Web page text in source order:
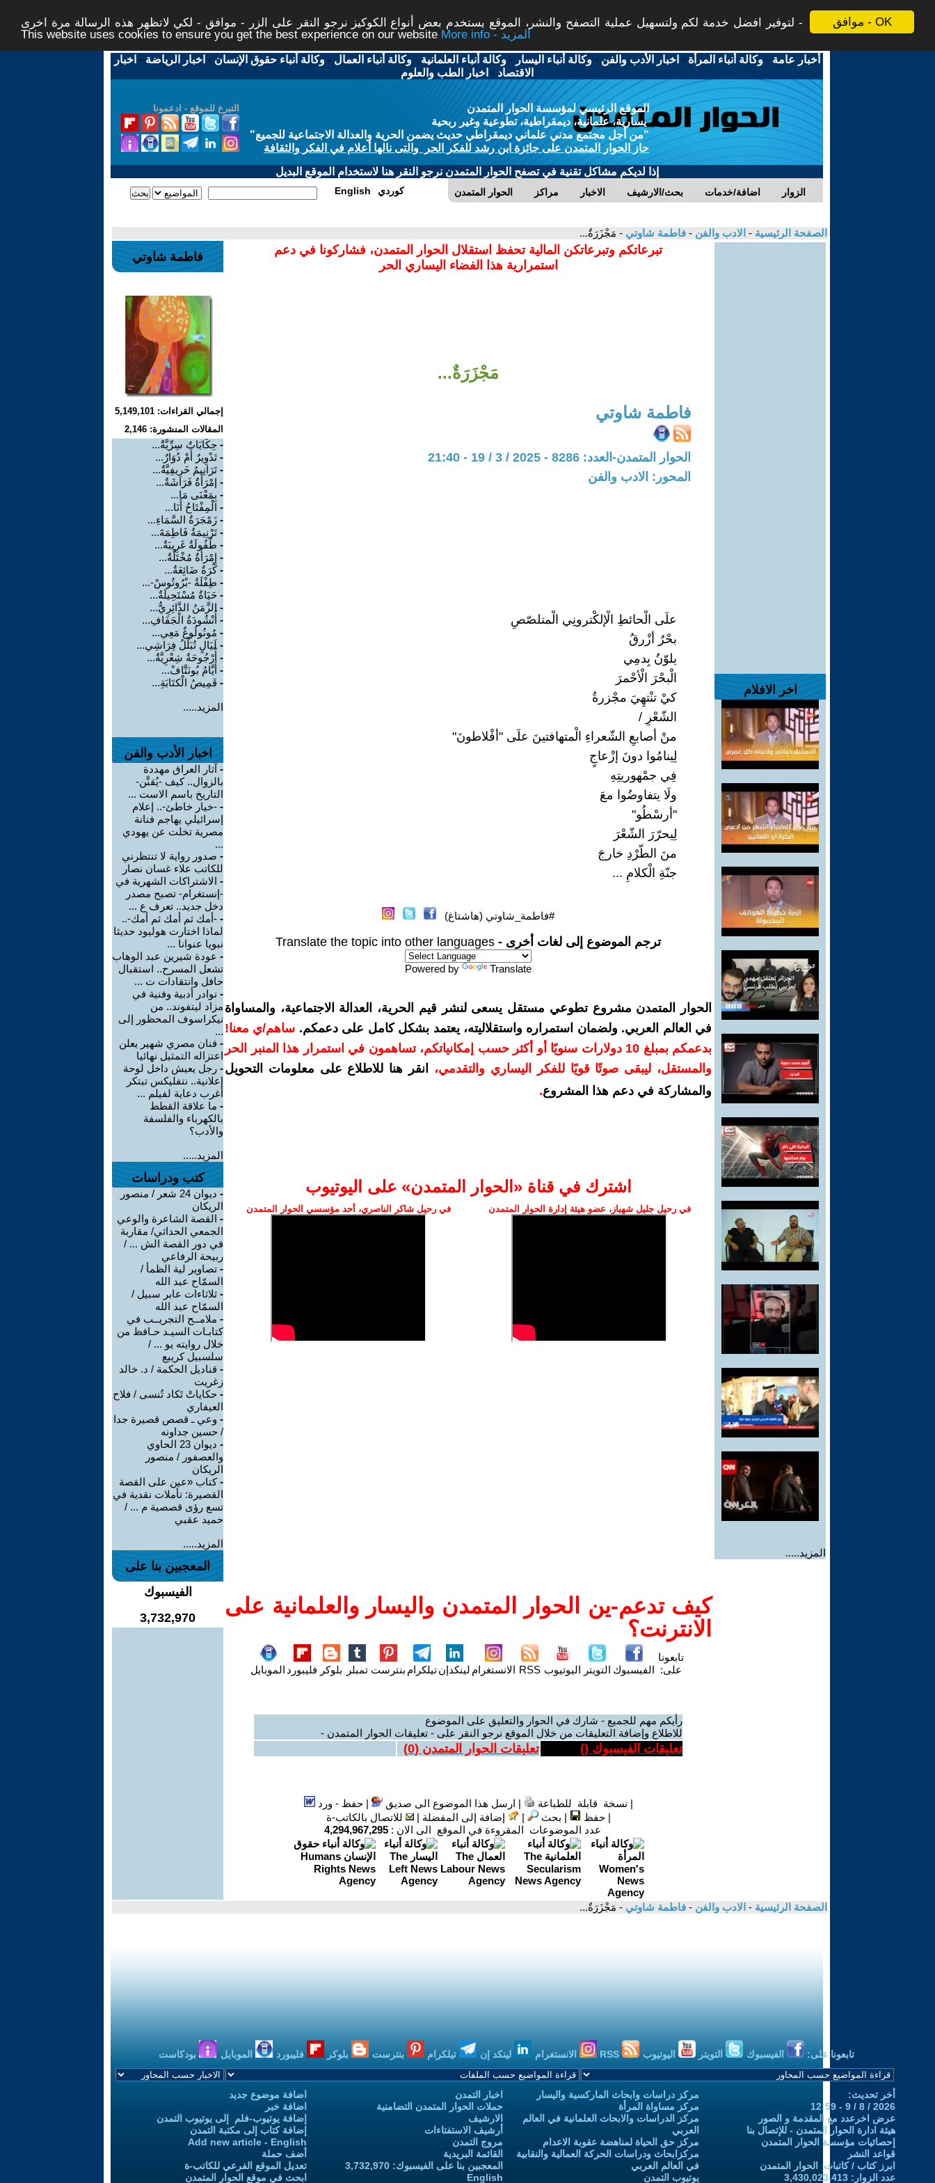
موافق - OK
لتوفير افضل خدمة لكم ولتسهيل عملية التصفح والنشر، الموقع يستخدم بعض أنواع الكوكيز نرجو النقر على الزر - موافق - لكي لاتظهر هذه الرسالة مرة اخرى -
This website uses cookies to ensure you get the best experience on our website
More info - المزيد
أخبار عامة -وكالة أنباء المرأة - اخبار الأدب والفن -وكالة أنباء اليسار -وكالة أنباء العلمانية -وكالة أنباء العمال -وكالة أنباء حقوق الإنسان - اخبار الرياضة - اخبار
الاقتصاد - اخبار الطب والعلوم
التبرع للموقع - ادعمونا
الموقع الرئيسي لمؤسسة الحوار المتمدن
يسارية، علمانية، ديمقراطية، تطوعية وغير ربحية
"من أجل مجتمع مدني علماني ديمقراطي حديث يضمن الحرية والعدالة الاجتماعية للجميع"
حاز الحوار المتمدن على جائزة ابن رشد للفكر الحر والتى نالها أعلام في الفكر والثقافة
إذا لديكم مشاكل تقنية في تصفح الحوار المتمدن نرجو النقر هنا لاستخدام الموقع البديل
الحوار المتمدن مراكز الاخبار بحث/الارشيف اضافة/خدمات الزوار English كوردي
الصفحة الرئيسية - الادب والفن - فاطمة شاوتي - مَجْزَرَةٌ...
اخر الافلام
المزيد.....
تبرعاتكم وتبرعاتكن المالية تحفظ استقلال الحوار المتمدن، فشاركونا في دعم
استمرارية هذا الفضاء اليساري الحر
مَجْزَرَةٌ...
فاطمة شاوتي
الحوار المتمدن-العدد: 8286 - 2025 / 3 / 19 - 21:40
المحور: الادب والفن
علَى الْحائطِ الْإلكْترونِي الْمتلصّصِ
بحْرٌ أزْرقُ
يلوّنُ بِدمِي
الْبحْرَ الْأحْمرَ
كيْ تنْتهِيَ مجْزرةُ
الشّعْرِ /
منْ أصابعِ الشّعراءِ الْمتهافتينَ علَى "أفْلاطونَ"
لِينامُوا دونَ إزْعاجٍ
فِي جمْهوريتِهِ
ولَا يتفاوضُوا معَ
"أرسْطُو"
لِيحرّرَ الشّعْرَ
منَ الطّرْدِ خارجَ
جنّةِ الْكلامِ ...
#فاطمة_شاوتي (هاشتاغ)
ترجم الموضوع إلى لغات أخرى - Translate the topic into other languages
Powered by Translate
الحوار المتمدن مشروع تطوعي مستقل يسعى لنشر قيم الحرية، العدالة الاجتماعية، والمساواة
في العالم العربي. ولضمان استمراره واستقلاليته، يعتمد بشكل كامل على دعمكم. ساهم/ي معنا!
بدعمكم بمبلغ 10 دولارات سنويًا أو أكثر حسب إمكانياتكم، تساهمون في استمرار هذا المنبر الحر
والمستقل، ليبقى صوتًا قويًا للفكر اليساري والتقدمي،
انقر هنا للاطلاع على معلومات التحويل
والمشاركة في دعم هذا المشروع.
اشترك في قناة ‫«الحوار المتمدن» على اليوتيوب
في رحيل جليل شهباز، عضو هيئة إدارة الحوار المتمدن في رحيل شاكر الناصري، أحد مؤسسي الحوار المتمدن
كيف تدعم-ين الحوار المتمدن واليسار والعلمانية على
الانترنت؟
تابعونا
على: الفيسبوك التويتر اليوتيوب RSS الانستغرام لينكدإنتيلكرام بنترست تمبلر بلوكر فليبورد الموبايل
رأيكم مهم للجميع - شارك في الحوار والتعليق على الموضوع
للاطلاع وإضافة التعليقات من خلال الموقع نرجو النقر على - تعليقات الحوار المتمدن -
تعليقات الفيسبوك () تعليقات الحوار المتمدن (0
)
| نسخة قابلة للطباعة | ارسل هذا الموضوع الى صديق |حفظ - ورد
|حفظ | بحث | إضافة إلى المفضلة |
للاتصال بالكاتب-ة
عدد الموضوعات المقروءة في الموقع الى الان : 4,294,967,295
فاطمة شاوتي
إجمالي القراءات: 5,149,101
المقالات المنشورة: 2,146
- حِكَايَاتٌ سِرِّيَّةٌ...
- تَدْوِيرٌ أَمْ دُوَارٌ...
- تَرَانِيمُ خَرِيفِيَّةٌ...
- إمْرَأَةٌ فَرَاشَةٌ...
- بِمَعْنَى مَا...
- الْمِفْتَاحُ أَنَا...
- زَمْجَرَةُ السَّمَاءِ...
- تَرْنِيمَةُ فَاطِمَةَ...
- طُفُولَةٌ غَرِيبَةٌ...
- إِمْرَأَةٌ مُخْتَلَّةٌ...
-كُرَةٌ ضَائِعَةٌ...
- طِفْلَةُ -بْرُوتُوسْ-...
- حَيَاةٌ مُسْتَحِيلَةٌ...
- الزَّمَنُ الدَّائِرِيُّ...
- أُنْشُودَةُ الْجَفَافِ...
- مُونُولُوغٌ مَعِي...
- لَيَالٍ تُبَلِّلُ فِرَاشِي...
- أُرْجُوحَةٌ شِعْرِيَّةٌ...
- أَيَّامُ بُونَتَّافْ...
- قَمِيصُ الْكتَابَةِ...
المزيد.....
اخبار الأدب والفن
- آثار العراق مهددة
بالزوال.. كيف -يُقنَّن-
التاريخ باسم الاست ...
- -خيار خاطئ-.. إعلام
إسرائيلي يهاجم فنانة
مصرية تخلت عن يهودي
...
- صدور رواية لا تنتظرني
للكاتب علاء غسان نصار
- الاشتراكات الشهرية في
-إنستغرام- تصبح مصدر
دخل جديد.. تعرف ع ...
- -أمك ثم أمك ثم أمك-..
لماذا اختارت هوليود حديثا
نبويا عنوانا ...
- عودة شيرين عبد الوهاب
تشعل المسرح.. استقبال
حافل وانتقادات ت ...
- نوادر أدبية وفنية في
مزاد ليتفوند.. من
نيكراسوف المحظور إلى
...
- فنان مصري شهير يعلن
اعتزاله التمثيل نهائيا
- رجل يعيش داخل لوحة
إعلانية.. نتفليكس تبتكر
أغرب دعاية لفيلم ...
- ما علاقة القطط
بالكهرباء والفلسفة
والأدب؟
المزيد.....
كتب ودراسات
-
ديوان 24 شعر / منصور
الريكان
- القصة الشاعرة والوعي
الجمعي الحداثي/ مقاربة
في دور القصة الش ... /
ربيحة الرفاعي
- تصاوير لية الظمأ /
السمّاح عبد الله
- ثلاثاءات عابر سبيل /
السمّاح عبد الله
- ملامــح التجريــب في
كتابـات السيـد حـافظ من
خلال روايته يو ... /
سلسبيل كريبع
- قناديل الحكمة / د. خالد
زغريت
- حكاياتْ تَكاد تُنسى / فلاح
العيفاري
- وعي ـ قصص قصيرة جدا
/ حسين جداونه
-
ديوان 23 الحاوي
والعصفور / منصور
الريكان
-كتاب «عين على القصة
القصيرة: تأملات نقدية في
تسع رؤى قصصية م ... /
حميد عقبي
المزيد.....
المعجبين بنا على
الفيسبوك
3,732,970
الصفحة الرئيسية - الادب والفن - فاطمة شاوتي - مَجْزَرَةٌ...
تابعونا على: الفيسبوك التويتر اليوتيوب الانستغرام لينكد إن تيلكرام بنترست بلوكر فليبورد الموبايل بودكاست
أخر تحديث:
2026 / 8 / 9 - 12:59
عرض اخرعدد مع المقدمة و الصور
هيئة ادارة الحوار المتمدن - للإتصال بنا
إحصائيات مؤسسة الحوار المتمدن
قواعد النشر
ابرز كتاب / كاتبات الحوار المتمدن
عدد الزوار: 3,430,023,413
مركز دراسات وابحاث الماركسية واليسار
مركز مساواة المرأة
مركز الدراسات والابحاث العلمانية في العالم
العربي
مركز حق الحياة لمناهضة عقوبة الاعدام
مركزابحاث ودراسات الحركة العمالية والنقابية
في العالم العربي
يوتيوب التمدن
اخبار التمدن
حملات الحوار المتمدن التضامنية
الارشيف
أرشيف الاستفتاءات
مروج التمدن
القائمة البريدية
المعجبين بنا على الفيسبوك: 3,732,970
English
اضافة موضوع جديد
اضافة خبر
إضافة يوتيوب-فلم إلى يوتيوب التمدن
إضافة كتاب إلى مكتبة التمدن
Add new article - English
أضف حملة
تعديل الموقع الفرعي للكاتب-ة
ابحث في موقع الحوار المتمدن